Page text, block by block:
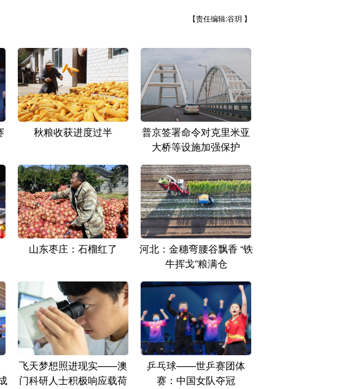
【责任编辑:谷玥 】
秋粮收获进度过半
普京签署命令对克里米亚
大桥等设施加强保护
山东枣庄：石榴红了
河北：金穗弯腰谷飘香 “铁
牛挥戈”粮满仓
飞天梦想照进现实——澳
门科研人士积极响应载荷
乒乓球——世乒赛团体
赛：中国女队夺冠